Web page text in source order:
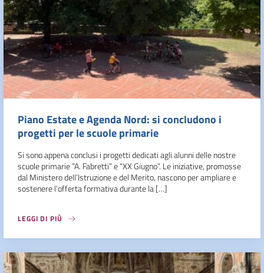
Piano Estate e Agenda Nord: si concludono i
progetti per le scuole primarie
Si sono appena conclusi i progetti dedicati agli alunni delle nostre
scuole primarie ”A. Fabretti” e “XX Giugno”. Le iniziative, promosse
dal Ministero dell’Istruzione e del Merito, nascono per ampliare e
sostenere l’offerta formativa durante la […]
LEGGI DI PIÙ